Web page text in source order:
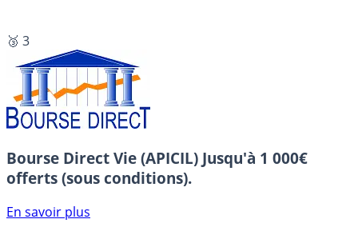
🥉 3
Bourse Direct Vie (APICIL) Jusqu'à 1 000€
offerts (sous conditions).
En savoir plus